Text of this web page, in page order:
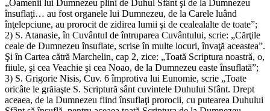
„Oamenii lui Dumnezeu plini de Duhul Sfânt şi de la Dumnezeu
însuflaţi… au fost organele lui Dumnezeu, de la Carele luând
înţelepciune, au prorocit de zidirea lumii şi de cealealalte de toate”;
2) S. Atanasie, în Cuvântul de întruparea Cuvântului, scrie: „Cărţile
ceale de Dumnezeu însuflate, scrise în multe locuri, învaţă aceastea”.
Şi în Cartea cătră Marchelin, cap 2, zice: „Toată Scriptura noastră, o,
fiiule, şi cea Veachie şi cea Noao, de la Dumnezeu easte însuflată”;
3) S. Grigorie Nisis, Cuv. 6 împrotiva lui Eunomie, scrie „Toate
oricâte le grăiaşte S. Scriptură sânt cuvintele Duhului Sfânt. Drept
aceaea, de la Dumnezeu fiind însuflaţi prorocii, cu putearea Duhului